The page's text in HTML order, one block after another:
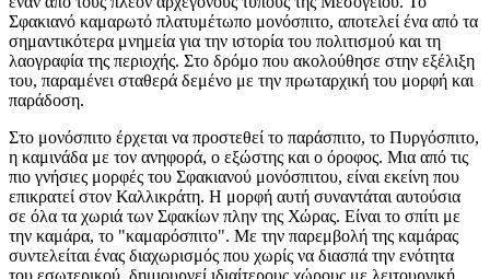
Σφακιανό καμαρωτό πλατυμέτωπο μονόσπιτο, αποτελεί ένα από τα
σημαντικότερα μνημεία για την ιστορία του πολιτισμού και τη
λαογραφία της περιοχής. Στο δρόμο που ακολούθησε στην εξέλιξη
του, παραμένει σταθερά δεμένο με την πρωταρχική του μορφή και
παράδοση.
Στο μονόσπιτο έρχεται να προστεθεί το παράσπιτο, το Πυργόσπιτο,
η καμινάδα με τον ανηφορά, ο εξώστης και ο όροφος. Μια από τις
πιο γνήσιες μορφές του Σφακιανού μονόσπιτου, είναι εκείνη που
επικρατεί στον Καλλικράτη. Η μορφή αυτή συναντάται αυτούσια
σε όλα τα χωριά των Σφακίων πλην της Χώρας. Είναι το σπίτι με
την καμάρα, το "καμαρόσπιτο". Με την παρεμβολή της καμάρας
συντελείται ένας διαχωρισμός που χωρίς να διασπά την ενότητα